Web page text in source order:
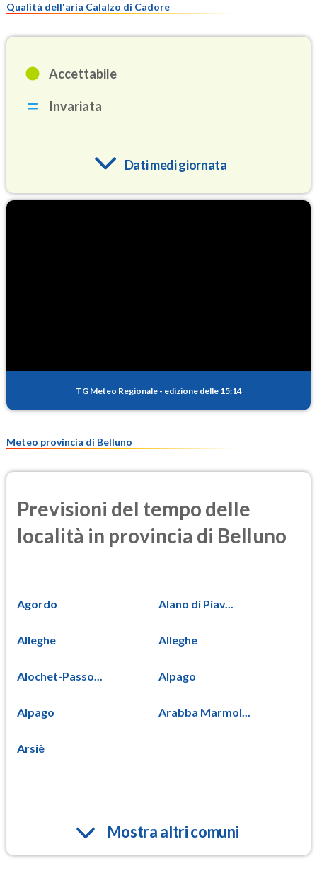
Qualità dell'aria Calalzo di Cadore
Accettabile
Invariata
Dati medi giornata
PM25
TG Meteo Regionale - edizione delle 15:14
Meteo provincia di Belluno
Previsioni del tempo delle
località in provincia di Belluno
Agordo Alano di Piav...
Alleghe Alleghe
Alochet-Passo... Alpago
Alpago Arabba Marmol...
Arsiè
Mostra altri comuni